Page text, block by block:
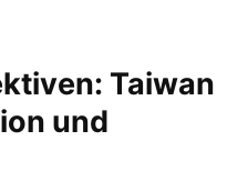
Taiwan
und